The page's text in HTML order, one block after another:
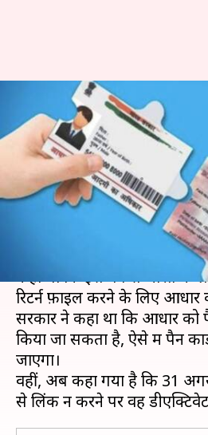
सितंबर से पहले
अपना पैन कार्ड, नहीं
डीएक्टिवेट
लेखन प्रदीप मौर्य Jul 12, 2019 12:07 pm
हाल ही में केंद्रीय बजट पेश
कहा था कि इस वर्ष से भारत के
रिटर्न फ़ाइल करने के लिए
सरकार ने कहा था कि आधार
किया जा सकता है, ऐसे में पैन
जाएगा।
वहीं, अब कहा गया है कि 31